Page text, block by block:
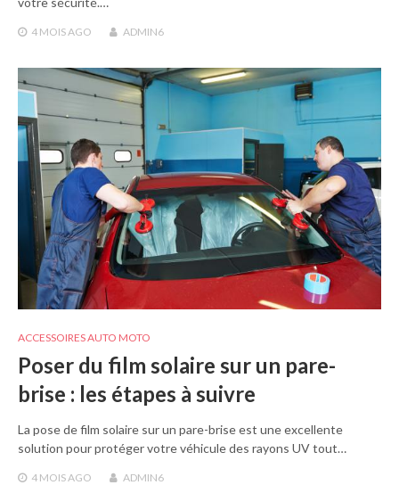
4 MOIS AGO ADMIN6
ACCESSOIRES AUTO MOTO
Poser du film solaire sur un pare-
brise : les étapes à suivre
La pose de film solaire sur un pare-brise est une excellente
solution pour protéger votre véhicule des rayons UV tout…
4 MOIS AGO ADMIN6